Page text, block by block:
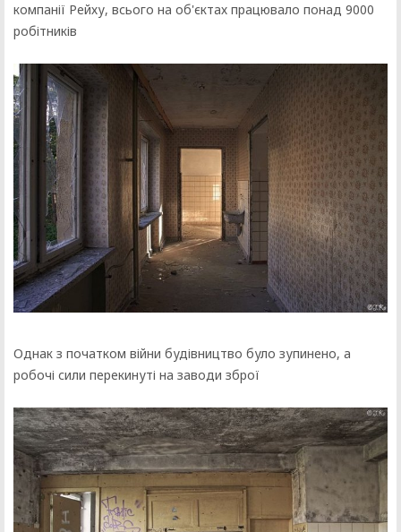
компанії Рейху, всього на об'єктах працювало понад 9000
робітників
Однак з початком війни будівництво було зупинено, а
робочі сили перекинуті на заводи зброї